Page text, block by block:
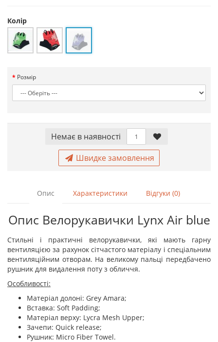
Колір
Розмір
Немає в наявностi
Швидке замовлення
Опис Характеристики Відгуки (0)
Опис Велорукавички Lynx Air blue
Стильні і практичні велорукавички, які мають гарну
вентиляцією за рахунок сітчастого матеріалу і спеціальним
вентиляційним отворам. На великому пальці передбачено
рушник для видалення поту з обличчя.
Особливості:
Матеріал долоні: Grey Amara;
Вставка: Soft Padding;
Матеріал верху: Lycra Mesh Upper;
Зачепи: Quick release;
Рушник: Micro Fiber Towel.